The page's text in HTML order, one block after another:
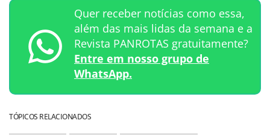
Quer receber notícias como essa,
além das mais lidas da semana e a
Revista PANROTAS gratuitamente?
Entre em nosso grupo de
WhatsApp.
TÓPICOS RELACIONADOS